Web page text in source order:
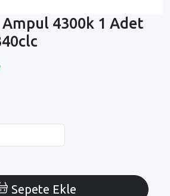
Ampul 4300k 1 Adet
Sepete Ekle